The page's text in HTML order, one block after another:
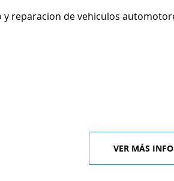
reparacion de vehiculos
VER MÁS